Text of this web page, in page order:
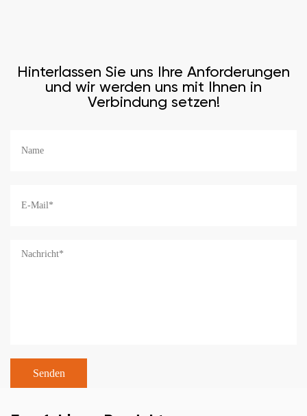
Hinterlassen Sie uns Ihre Anforderungen
und wir werden uns mit Ihnen in
Verbindung setzen!